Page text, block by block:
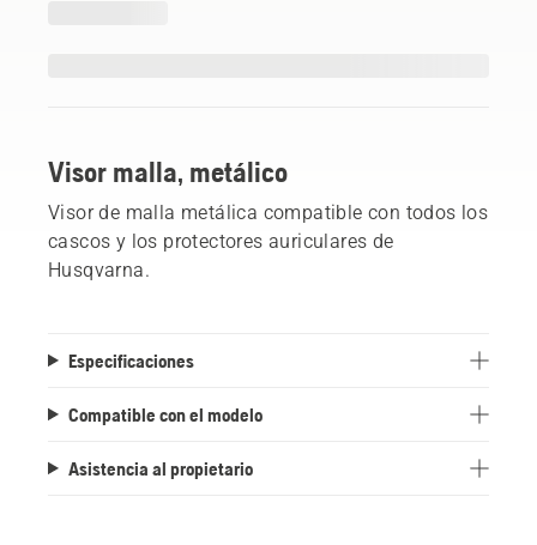
Visor malla, metálico
Visor de malla metálica compatible con todos los
cascos y los protectores auriculares de
Husqvarna.
Especificaciones
Compatible con el modelo
Asistencia al propietario